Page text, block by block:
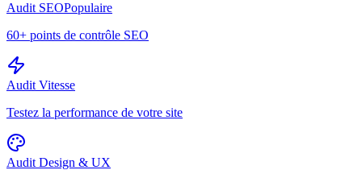
Audit SEOPopulaire
60+ points de contrôle SEO
Audit Vitesse
Testez la performance de votre site
Audit Design & UX